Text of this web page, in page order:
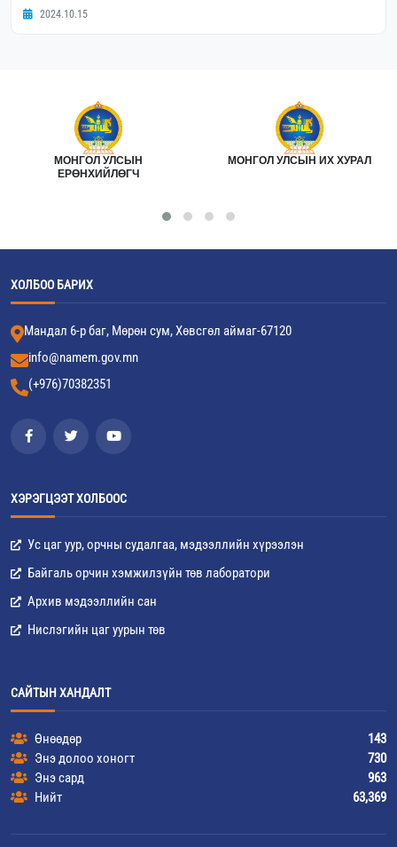
2024.10.15
МОНГОЛ УЛСЫН
ЕРӨНХИЙЛӨГЧ
МОНГОЛ УЛСЫН ИХ ХУРАЛ
ХОЛБОО БАРИХ
Мандал 6-р баг, Мөрөн сум, Хөвсгөл аймаг-67120
info@namem.gov.mn
(+976)70382351
ХЭРЭГЦЭЭТ ХОЛБООС
Ус цаг уур, орчны судалгаа, мэдээллийн хүрээлэн
Байгаль орчин хэмжилзүйн төв лаборатори
Архив мэдээллийн сан
Нислэгийн цаг уурын төв
САЙТЫН ХАНДАЛТ
Өнөөдөр
143
Энэ долоо хоногт
730
Энэ сард
963
Нийт
63,369